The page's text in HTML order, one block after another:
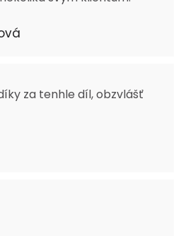
za tenhle díl, obzvlášť